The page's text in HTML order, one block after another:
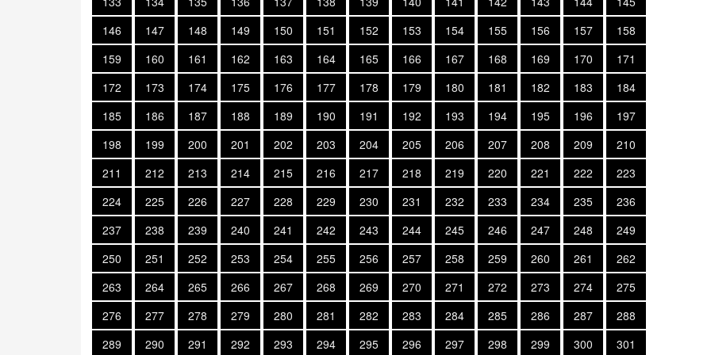
146
147 148 149 150 151 152 153 154 155 156 157
158
159
160 161 162 163 164 165 166 167 168 169 170
171
172
173 174 175 176 177 178 179 180 181 182 183
184
185
186 187 188 189 190 191 192 193 194 195 196
197
198
199 200 201 202 203 204 205 206 207 208 209
210
211
212 213 214 215 216 217 218 219 220 221 222
223
224
225 226 227 228 229 230 231 232 233 234 235
236
237
238 239 240 241 242 243 244 245 246 247 248
249
250
251 252 253 254 255 256 257 258 259 260 261
262
263
264 265 266 267 268 269 270 271 272 273 274
275
276
277 278 279 280 281 282 283 284 285 286 287
288
289
290 291 292 293 294 295 296 297 298 299 300 301